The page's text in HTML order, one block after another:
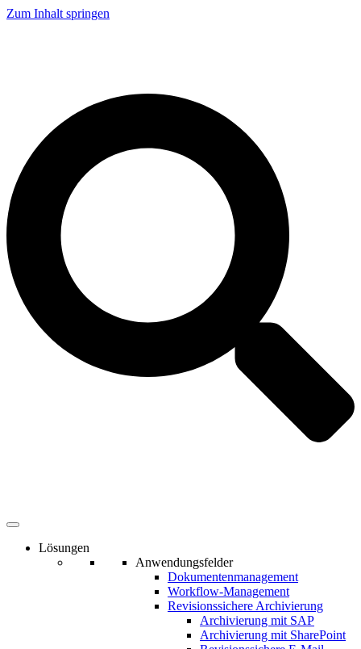
Zum Inhalt springen
Lösungen
Anwendungsfelder
Dokumentenmanagement
Workflow-Management
Revisionssichere Archivierung
Archivierung mit SAP
Archivierung mit SharePoint